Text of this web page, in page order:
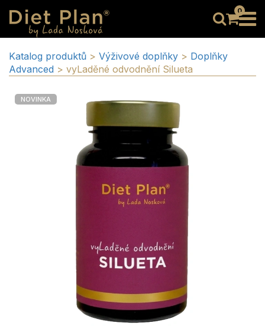
0
Katalog produktů > Výživové doplňky > Doplňky
Advanced > vyLaděné odvodnění Silueta
NOVINKA